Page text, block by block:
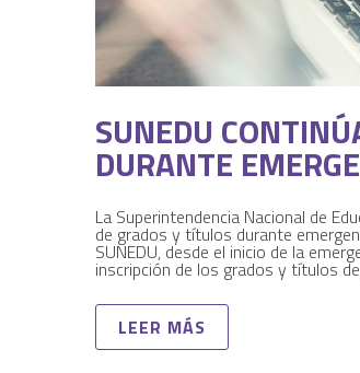
SUNEDU
DURANTE
La Superintendencia Nacional de
de grados y títulos durante
SUNEDU, desde el inicio de la
inscripción de los grados y títulos
LEER MÁS